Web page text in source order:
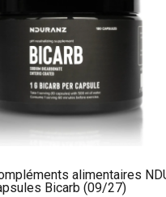
alimentaires
Bicarb (09/27)